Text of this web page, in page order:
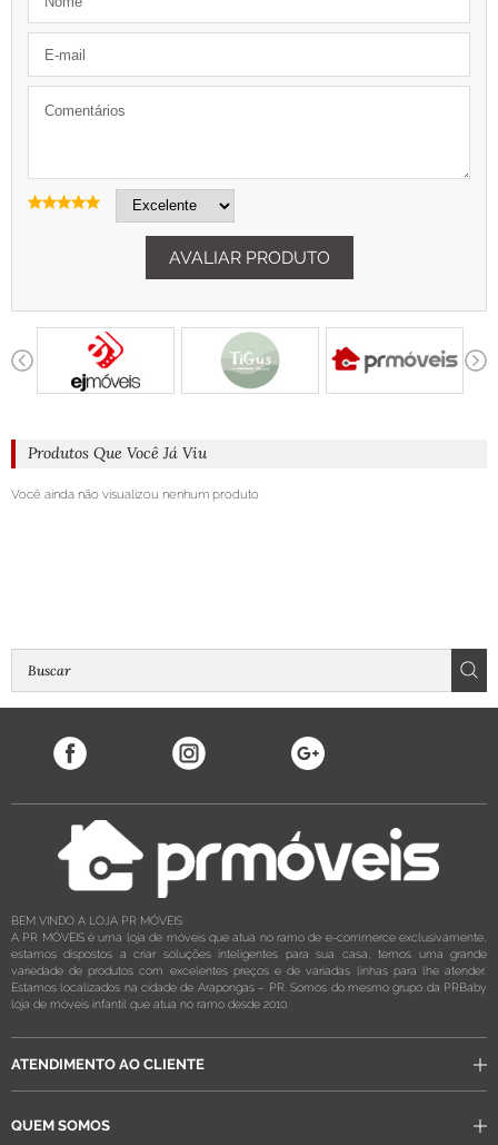
AVALIAR PRODUTO
Produtos Que Você Já Viu
Você ainda não visualizou nenhum produto
BEM VINDO A LOJA PR MÓVEIS
A PR MÓVEIS é uma loja de móveis que atua no ramo de e-commerce exclusivamente,
estamos dispostos a criar soluções inteligentes para sua casa, temos uma grande
variedade de produtos com excelentes preços e de variadas linhas para lhe atender.
Estamos localizados na cidade de Arapongas – PR. Somos do mesmo grupo da PRBaby
loja de móveis infantil que atua no ramo desde 2010.
ATENDIMENTO AO CLIENTE
QUEM SOMOS